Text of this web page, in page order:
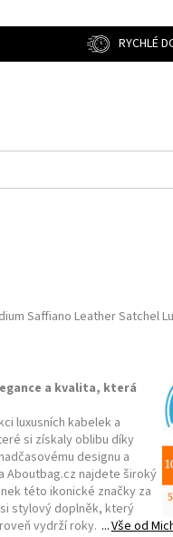
RYCHLÉ
Saffiano Leather Satchel
a kvalita, která
luxusních kabelek a
si získaly oblibu díky
designu a
Aboutbag.cz najdete široký
této ikonické značky za
stylový doplněk, který
vydrží roky.
Vše od